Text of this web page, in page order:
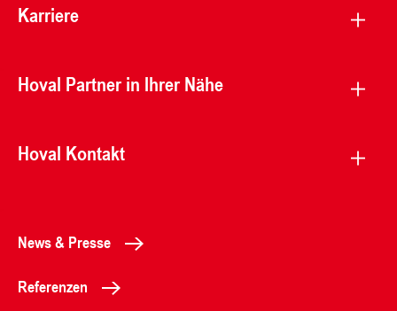
Karriere
Hoval Partner in Ihrer Nähe
Hoval Kontakt
News & Presse
Referenzen